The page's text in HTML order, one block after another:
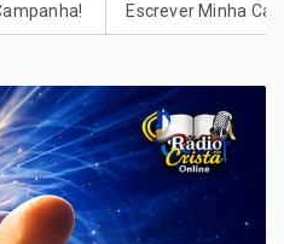
Minha Carta Para Deus.